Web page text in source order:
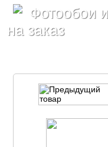
Фотообои
на заказ